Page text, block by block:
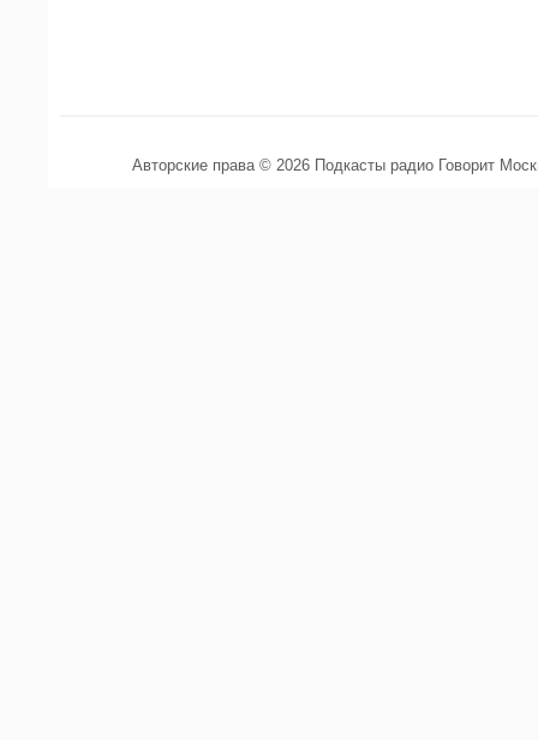
Авторские права © 2026 Подкасты радио Говорит